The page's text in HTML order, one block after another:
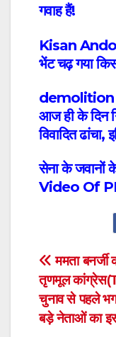
गवाह हैं!
Kisan
भेंट चढ़ गया
demolition
आज ही के दिन
विवादित
सेना के जवानों
Video Of
Post
ममता बनर्जी
तृणमूल
चुनाव से पहले
बड़े नेताओं का